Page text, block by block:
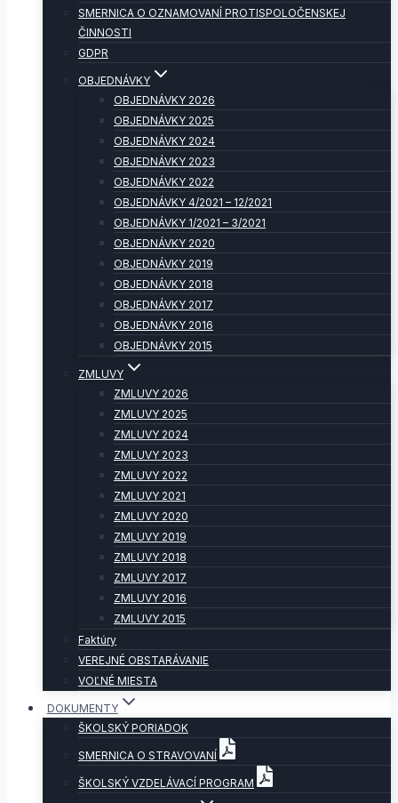
SMERNICA O OZNAMOVANÍ PROTISPOLOČENSKEJ
ČINNOSTI
GDPR
OBJEDNÁVKY
OBJEDNÁVKY 2026
OBJEDNÁVKY 2025
OBJEDNÁVKY 2024
OBJEDNÁVKY 2023
OBJEDNÁVKY 2022
OBJEDNÁVKY 4/2021 – 12/2021
OBJEDNÁVKY 1/2021 – 3/2021
OBJEDNÁVKY 2020
OBJEDNÁVKY 2019
OBJEDNÁVKY 2018
OBJEDNÁVKY 2017
OBJEDNÁVKY 2016
OBJEDNÁVKY 2015
ZMLUVY
ZMLUVY 2026
ZMLUVY 2025
ZMLUVY 2024
ZMLUVY 2023
ZMLUVY 2022
ZMLUVY 2021
ZMLUVY 2020
ZMLUVY 2019
ZMLUVY 2018
ZMLUVY 2017
ZMLUVY 2016
ZMLUVY 2015
Faktúry
VEREJNÉ OBSTARÁVANIE
VOĽNÉ MIESTA
DOKUMENTY
ŠKOLSKÝ PORIADOK
SMERNICA O STRAVOVANÍ
ŠKOLSKÝ VZDELÁVACÍ PROGRAM